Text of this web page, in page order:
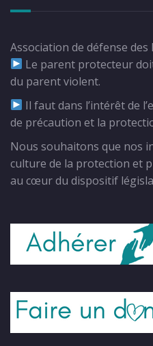
Association de défense des
Le parent protecteur
du parent violent.
Il faut dans l’intérêt de
de précaution et la
Nous souhaitons que nos
culture de la protection et
au cœur du dispositif